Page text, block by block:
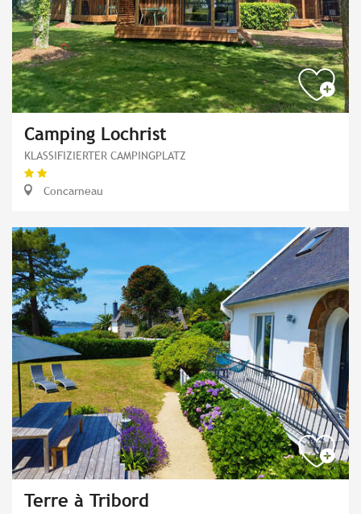
Camping Lochrist
KLASSIFIZIERTER CAMPINGPLATZ
Concarneau
Terre à Tribord